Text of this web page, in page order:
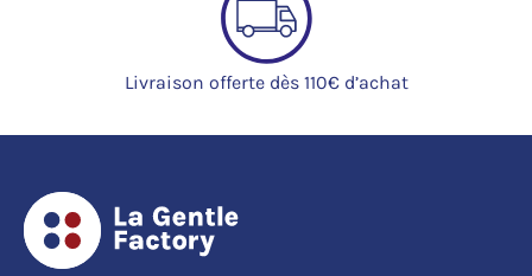
Livraison offerte dès 110€ d’achat